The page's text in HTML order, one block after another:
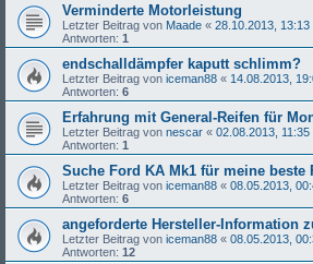
Verminderte Motorleistung
Letzter Beitrag von Maade « 28.10.2013, 13:13
Antworten: 1
endschalldämpfer kaputt schlimm?
Letzter Beitrag von iceman88 « 14.08.2013,
Antworten: 6
Erfahrung mit General-Reifen für
Letzter Beitrag von nescar « 02.08.2013, 11:35
Antworten: 1
Suche Ford KA Mk1 für meine beste
Letzter Beitrag von iceman88 « 08.05.2013,
Antworten: 6
angeforderte Hersteller-Information
Letzter Beitrag von iceman88 « 08.05.2013,
Antworten: 12